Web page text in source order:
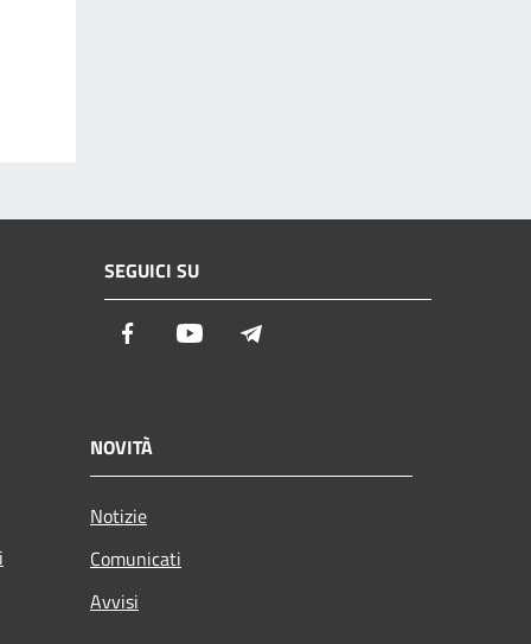
SEGUICI SU
Facebook Youtube
NOVITÀ
Notizie
Comunicati
Avvisi